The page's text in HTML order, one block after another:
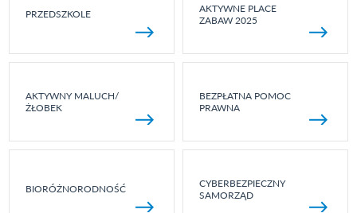
PRZEDSZKOLE
AKTYWNE PLACE
ZABAW 2025
AKTYWNY MALUCH/
ŻŁOBEK
BEZPŁATNA POMOC
PRAWNA
BIORÓŻNORODNOŚĆ
CYBERBEZPIECZNY
SAMORZĄD